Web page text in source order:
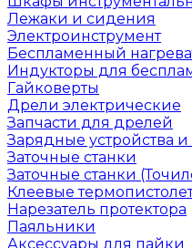
Лежаки и сидения
Электроинструмент
Беспламенный
Индукторы для
Гайковерты
Дрели электрические
Запчасти для дрелей
Зарядные устройства
Заточные станки
Заточные станки
Клеевые
Нарезатель протектора
Паяльники
Аксессуары для пайки